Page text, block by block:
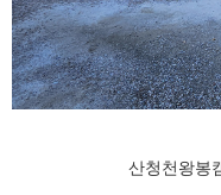
산청천왕봉